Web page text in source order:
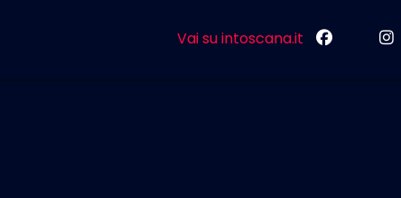
Vai su intoscana.it